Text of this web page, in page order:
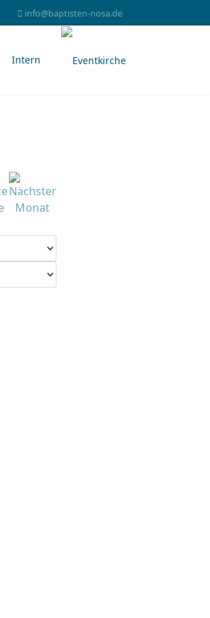
info@baptisten-nosa.de
Intern